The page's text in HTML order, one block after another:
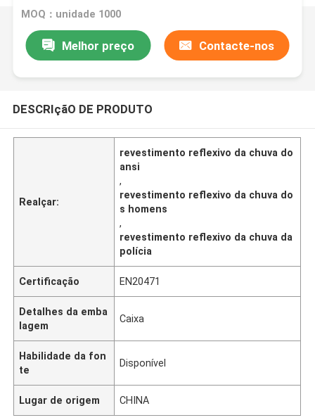
Safety Emergency Raincoat
MOQ：unidade 1000
Melhor preço Contacte-nos
DESCRIçãO DE PRODUTO
Realçar:
revestimento reflexivo da chuva do
ansi
,
revestimento reflexivo da chuva do
s homens
,
revestimento reflexivo da chuva da
polícia
Certificação EN20471
Detalhes da emba
lagem
Caixa
Habilidade da fon
te
Disponível
Lugar de origem CHINA